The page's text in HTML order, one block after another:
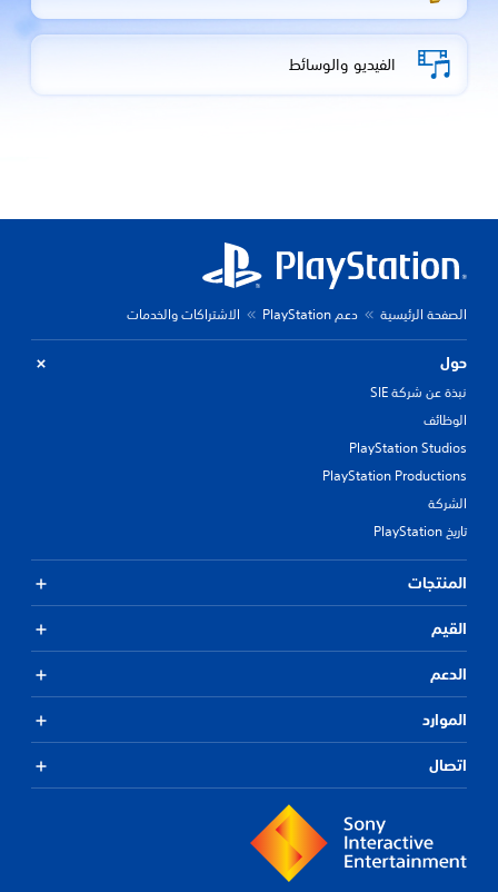
الفيديو والوسائط
الصفحة الرئيسية دعم PlayStation الاشتراكات والخدمات
حول
نبذة عن شركة SIE
الوظائف
PlayStation Studios
PlayStation Productions
الشركة
تاريخ PlayStation
المنتجات
القيم
الدعم
الموارد
اتصال